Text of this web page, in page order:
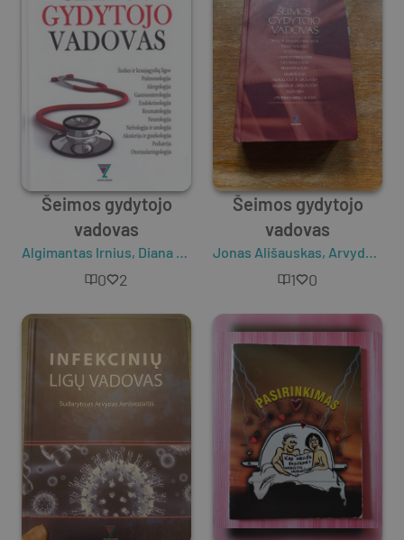
Šeimos gydytojo
vadovas
Algimantas Irnius, Diana Obelienienė ,Edita Gražulevičiūtė
0 2
Šeimos gydytojo
vadovas
Jonas Ališauskas, Arvydas Ambrozaitis
1 0